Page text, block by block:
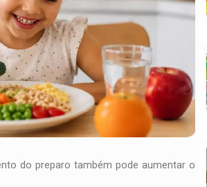
do preparo também pode aumentar o